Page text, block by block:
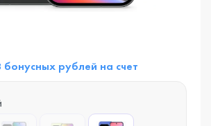
бонусных рублей на счет